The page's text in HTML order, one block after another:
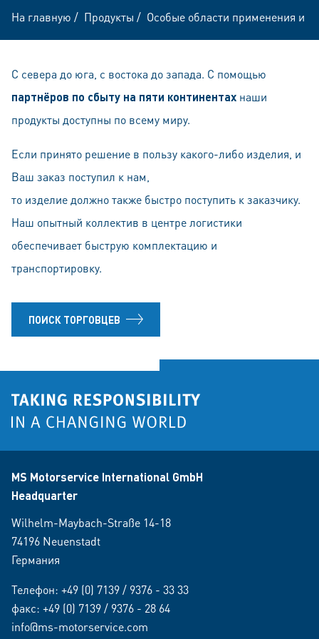
На главную / Продукты / Особые области применения и
С севера до юга, с востока до запада. С помощью
партнёров по сбыту на пяти континентах наши
продукты доступны по всему миру.
Если принято решение в пользу какого-либо изделия, и
Ваш заказ поступил к нам,
то изделие должно также быстро поступить к заказчику.
Наш опытный коллектив в центре логистики
обеспечивает быструю комплектацию и
транспортировку.
ПОИСК ТОРГОВЦЕВ
MS Motorservice International GmbH
Headquarter
Wilhelm-Maybach-Straße 14-18
74196 Neuenstadt
Германия
Телефон: +49 (0) 7139 / 9376 - 33 33
факс: +49 (0) 7139 / 9376 - 28 64
info@ms-motorservice.com